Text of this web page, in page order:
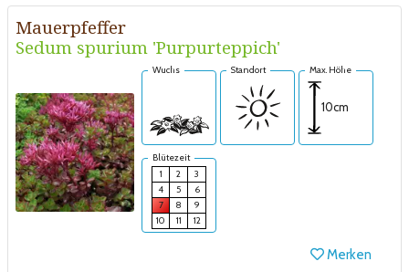
Mauerpfeffer
Sedum spurium 'Purpurteppich'
Wuchs Standort Max. Höhe
10cm
Blütezeit
1
2
3
4
5
6
7
8
9
10
11 12
Merken